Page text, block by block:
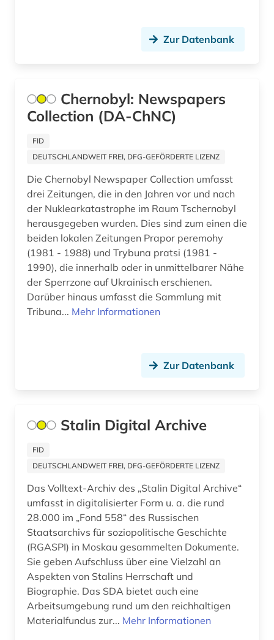
nachfolgestaaten (1)
naher osten (1)
oral history (2)
orientalistik (1)
ost-west-konflikt (1)
ostdeutschland (1)
osteuropa (4)
philosophie (1)
polen (2)
polen <volk> (1)
politik (2)
politisch verfolgter (2)
pravda (2)
pravda (zeitung) (1)
Zur Datenbank
Chernobyl: Newspapers
Collection (DA-ChNC)
FID
DEUTSCHLANDWEIT FREI, DFG-GEFÖRDERTE LIZENZ
Die Chernobyl Newspaper Collection umfasst
drei Zeitungen, die in den Jahren vor und nach
der Nuklearkatastrophe im Raum Tschernobyl
herausgegeben wurden. Dies sind zum einen die
beiden lokalen Zeitungen Prapor peremohy
(1981 - 1988) und Trybuna pratsi (1981 -
1990), die innerhalb oder in unmittelbarer Nähe
der Sperrzone auf Ukrainisch erschienen.
Darüber hinaus umfasst die Sammlung mit
Tribuna... Mehr Informationen
Zur Datenbank
Stalin Digital Archive
FID
DEUTSCHLANDWEIT FREI, DFG-GEFÖRDERTE LIZENZ
Das Volltext-Archiv des „Stalin Digital Archive“
umfasst in digitalisierter Form u. a. die rund
28.000 im „Fond 558“ des Russischen
Staatsarchivs für soziopolitische Geschichte
(RGASPI) in Moskau gesammelten Dokumente.
Sie geben Aufschluss über eine Vielzahl an
Aspekten von Stalins Herrschaft und
Biographie. Das SDA bietet auch eine
Arbeitsumgebung rund um den reichhaltigen
Materialfundus zur... Mehr Informationen